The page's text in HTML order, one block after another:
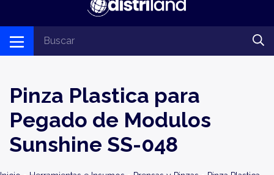
Pinza Plastica para
Pegado de Modulos
Sunshine SS-048